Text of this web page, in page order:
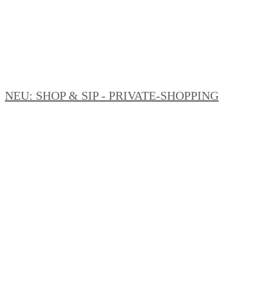
NEU: SHOP & SIP - PRIVATE-SHOPPING